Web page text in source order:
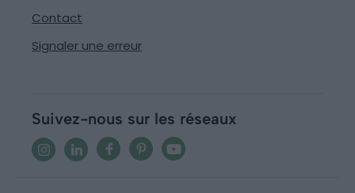
Contact
Signaler une erreur
Suivez-nous sur les réseaux